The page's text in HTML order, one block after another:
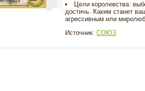
Цели королевства:
достичь. Каким станет
агрессивным или
Источник: СОЮЗ